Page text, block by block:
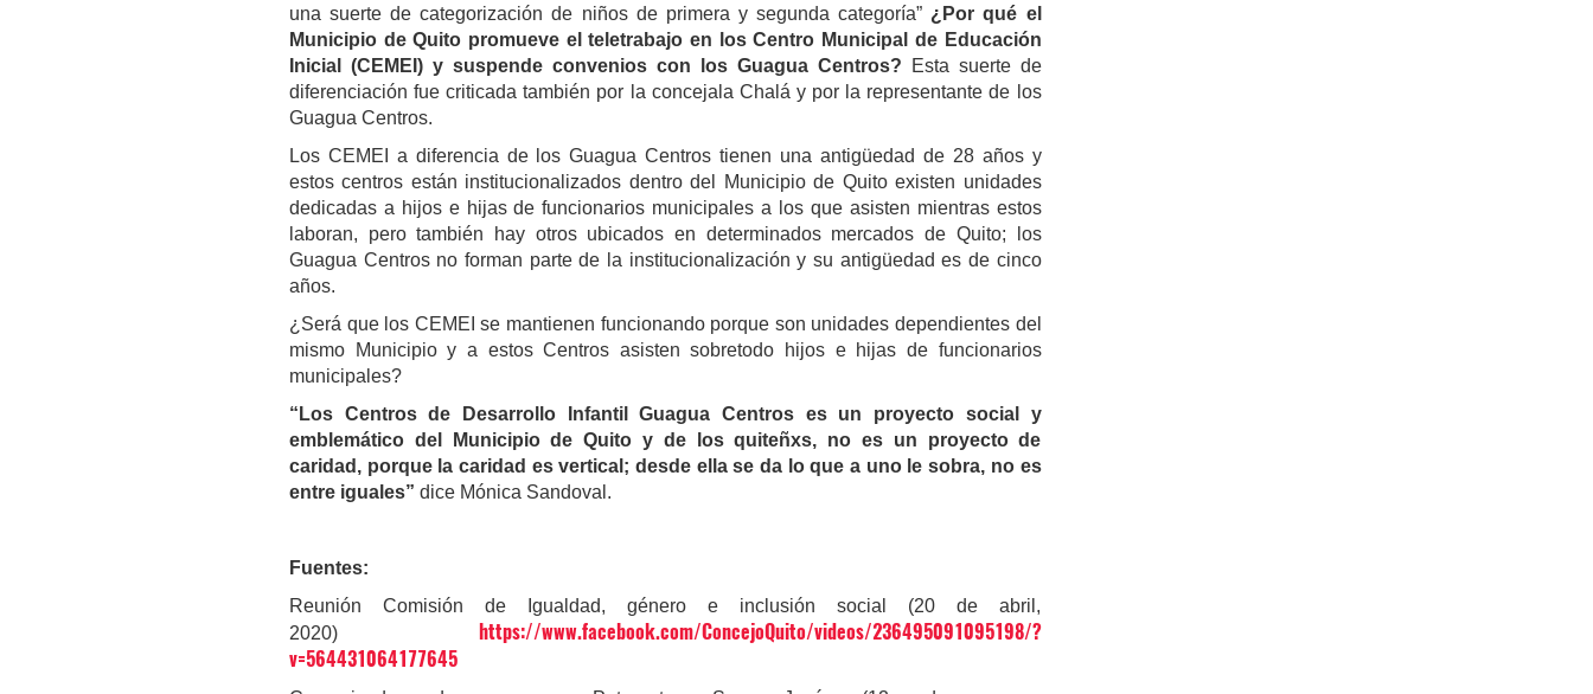
una suerte de categorización de niños de primera y segunda categoría” ¿Por qué el
Municipio de Quito promueve el teletrabajo en los Centro Municipal de Educación
Inicial (CEMEI) y suspende convenios con los Guagua Centros?
Esta suerte de
diferenciación fue criticada también por la concejala Chalá y por la representante de los
Guagua Centros.
Los CEMEI a diferencia de los Guagua Centros tienen una antigüedad de 28 años y
estos centros están institucionalizados dentro del Municipio de Quito existen unidades
dedicadas a hijos e hijas de funcionarios municipales a los que asisten mientras estos
laboran, pero también hay otros ubicados en determinados mercados de Quito; los
Guagua Centros no forman parte de la institucionalización y su antigüedad es de cinco
años.
¿Será que los CEMEI se mantienen funcionando porque son unidades dependientes del
mismo Municipio y a estos Centros asisten sobretodo hijos e hijas de funcionarios
municipales?
“Los Centros de Desarrollo Infantil Guagua Centros es un proyecto social y
emblemático del Municipio de Quito y de los quiteñxs, no es un proyecto de
caridad, porque la caridad es vertical; desde ella se da lo que a uno le sobra, no es
entre iguales” dice Mónica Sandoval.
Fuentes:
Reunión Comisión de Igualdad, género e inclusión social (20 de abril,
2020)
https://www.facebook.com/ConcejoQuito/videos/236495091095198/?
v=564431064177645